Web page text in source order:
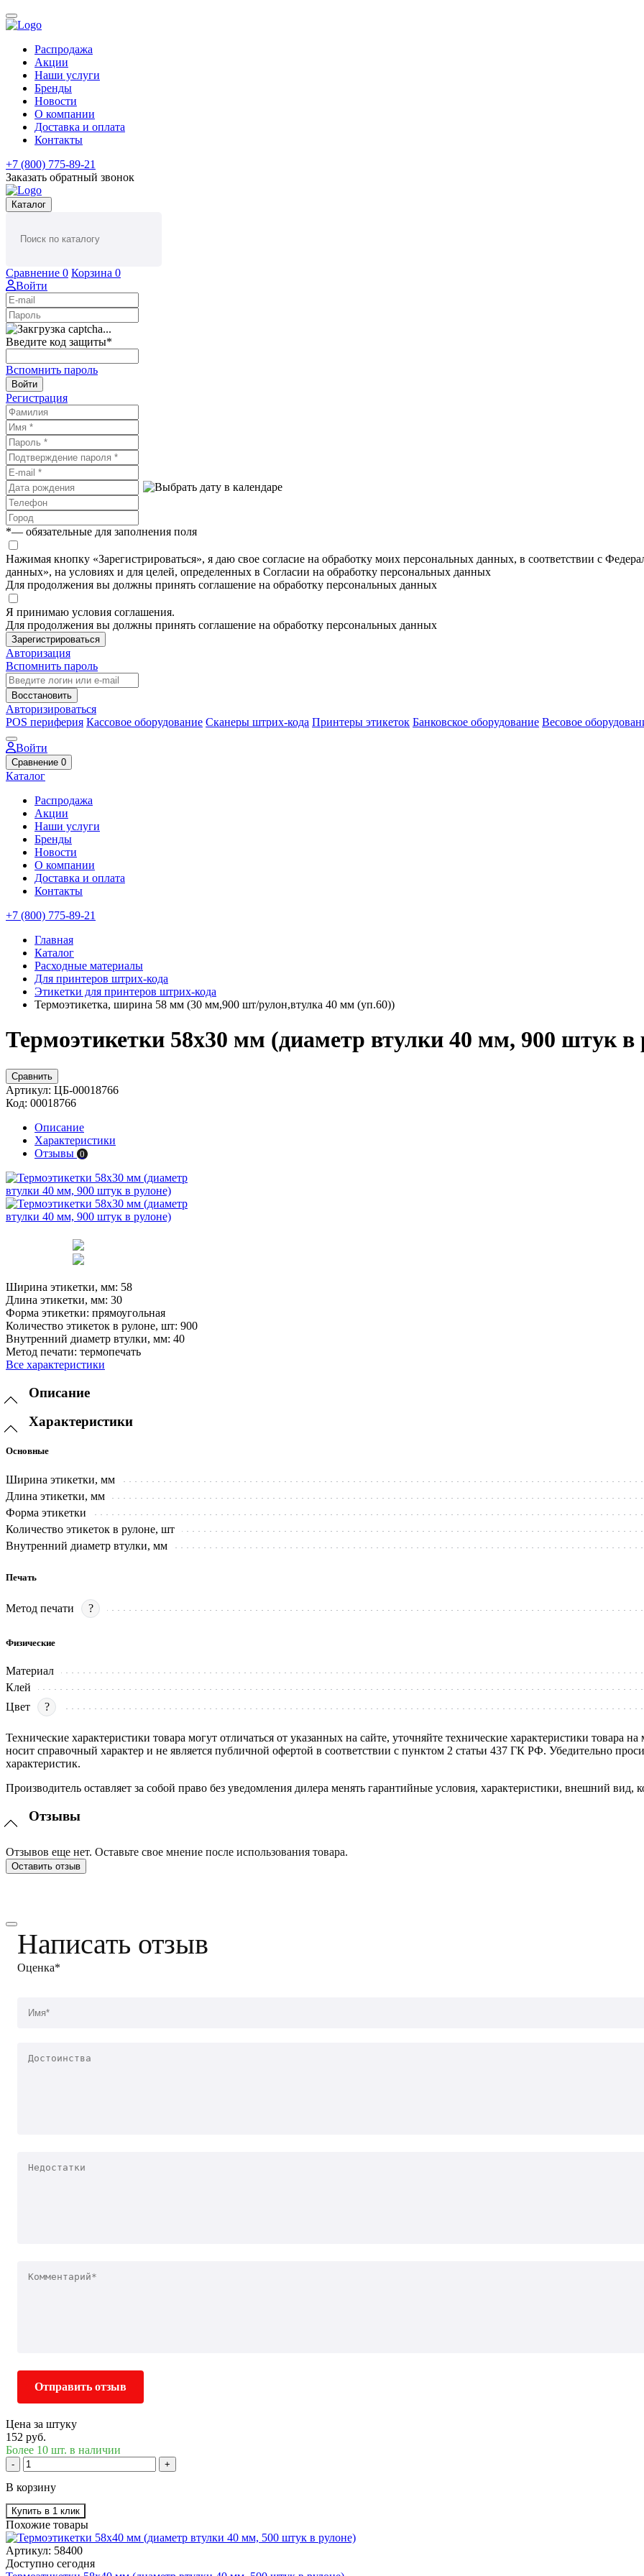
Распродажа
Акции
Наши услуги
Бренды
Новости
О компании
Доставка и оплата
Контакты
+7 (800) 775-89-21
Заказать обратный звонок
Каталог
Сравнение 0 Корзина 0
Войти
Введите код защиты*
Вспомнить пароль
Войти
Регистрация
*— обязательные для заполнения поля
Нажимая кнопку «Зарегистрироваться», я даю свое согласие на обработку моих персональных данных, в соответствии с
данных», на условиях и для целей, определенных в Согласии на обработку персональных данных
Для продолжения вы должны принять соглашение на обработку персональных данных
Я принимаю условия соглашения.
Для продолжения вы должны принять соглашение на обработку персональных данных
Зарегистрироваться
Авторизация
Вспомнить пароль
Восстановить
Авторизироваться
POS периферия Кассовое оборудование Сканеры штрих-кода Принтеры этикеток Банковское оборудование Весовое
Войти
Сравнение 0
Каталог
Распродажа
Акции
Наши услуги
Бренды
Новости
О компании
Доставка и оплата
Контакты
+7 (800) 775-89-21
Главная
Каталог
Расходные материалы
Для принтеров штрих-кода
Этикетки для принтеров штрих-кода
Термоэтикетка, ширина 58 мм (30 мм,900 шт/рулон,втулка 40 мм (уп.60))
Термоэтикетки 58х30 мм (диаметр втулки 40 мм, 900 штук в
Сравнить
Артикул: ЦБ-00018766
Код: 00018766
Описание
Характеристики
Отзывы 0
Ширина этикетки, мм: 58
Длина этикетки, мм: 30
Форма этикетки: прямоугольная
Количество этикеток в рулоне, шт: 900
Внутренний диаметр втулки, мм: 40
Метод печати: термопечать
Все характеристики
Описание
Характеристики
Основные
Ширина этикетки, мм
Длина этикетки, мм
Форма этикетки
Количество этикеток в рулоне, шт
Внутренний диаметр втулки, мм
Печать
Метод печати ?
Физические
Материал
Клей
Цвет
?
Технические характеристики товара могут отличаться от указанных на сайте, уточняйте технические характеристики
носит справочный характер и не является публичной офертой в соответствии с пунктом 2 статьи 437 ГК РФ. Убедительно
характеристик.
Производитель оставляет за собой право без уведомления дилера менять гарантийные условия, характеристики, внешний вид,
Отзывы
Отзывов еще нет. Оставьте свое мнение после использования товара.
Оставить отзыв
Написать отзыв
Оценка*
Отправить отзыв
Цена за штуку
152 руб.
Более 10 шт. в наличии
- +
В корзину
Купить в 1 клик
Похожие товары
Артикул: 58400
Доступно сегодня